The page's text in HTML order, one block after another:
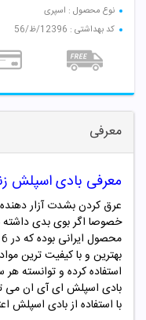
نوع محصول : اسپری
کد بهداشتی : 12396/ظ/56
معرفی
معرفی بادی اسپلش
عرق کردن بشدت آزار
خصوصا اگر بوی بدی
بهترین و با کیفیت ترین
استفاده کرده و توانسته
بادی اسپلش ای آی ان می
با استفاده از بادی اسپلش